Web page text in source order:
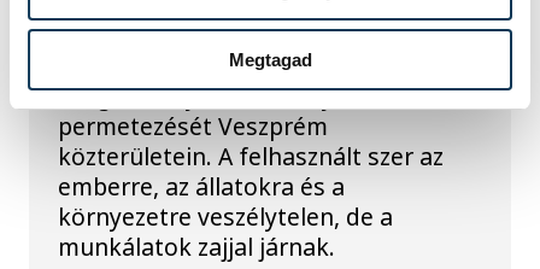
Megtagad
augusztus 7. és 17. között
éjszakánként végzik a
vadgesztenyefák növényvédelmi
permetezését Veszprém
közterületein. A felhasznált szer az
emberre, az állatokra és a
környezetre veszélytelen, de a
munkálatok zajjal járnak.